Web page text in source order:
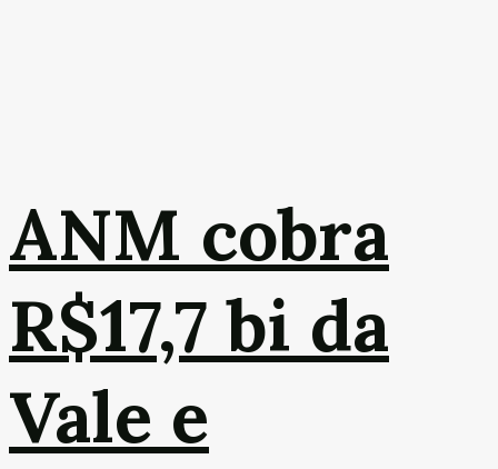
ANM cobra
R$17,7 bi da
Vale e